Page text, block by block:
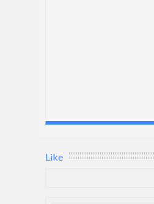
Like